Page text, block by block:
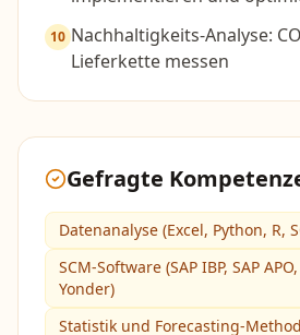
10 Nachhaltigkeits-Analyse:
Lieferkette messen
Gefragte
Datenanalyse (Excel, Python, R,
SCM-Software (SAP IBP, SAP
Yonder)
Statistik und Forecasting-